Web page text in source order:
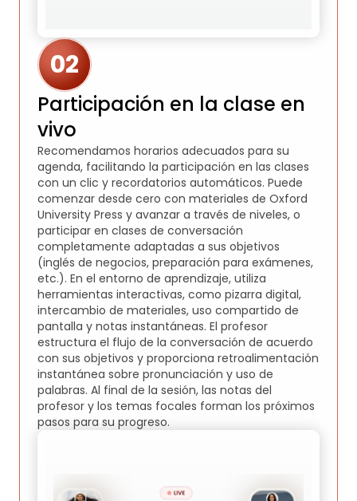
02
Participación en la clase en
vivo
Recomendamos horarios adecuados para su
agenda, facilitando la participación en las clases
con un clic y recordatorios automáticos. Puede
comenzar desde cero con materiales de Oxford
University Press y avanzar a través de niveles, o
participar en clases de conversación
completamente adaptadas a sus objetivos
(inglés de negocios, preparación para exámenes,
etc.). En el entorno de aprendizaje, utiliza
herramientas interactivas, como pizarra digital,
intercambio de materiales, uso compartido de
pantalla y notas instantáneas. El profesor
estructura el flujo de la conversación de acuerdo
con sus objetivos y proporciona retroalimentación
instantánea sobre pronunciación y uso de
palabras. Al final de la sesión, las notas del
profesor y los temas focales forman los próximos
pasos para su progreso.